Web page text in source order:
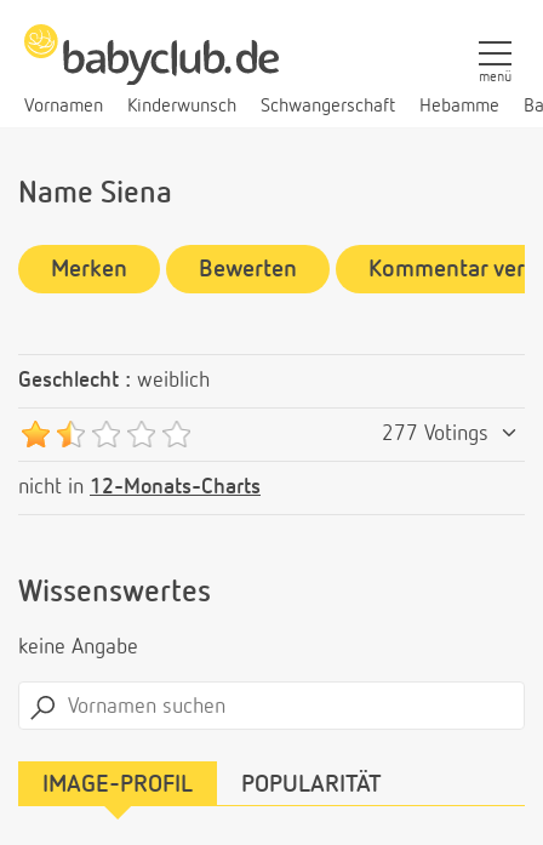
Vornamen Kinderwunsch Schwangerschaft Hebamme
menü
Name Siena
Merken Bewerten Kommentar
Geschlecht : weiblich
277 Votings
nicht in 12-Monats-Charts
Wissenswertes
keine Angabe
IMAGE-PROFIL POPULARITÄT